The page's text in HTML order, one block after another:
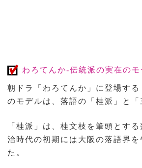
わろてんか-伝統派の実在のモ
朝ドラ「わろてんか」に登場す
のモデルは、落語の「桂派」と「
「桂派」は、桂文枝を筆頭とす
治時代の初期には大阪の落語界を
た。